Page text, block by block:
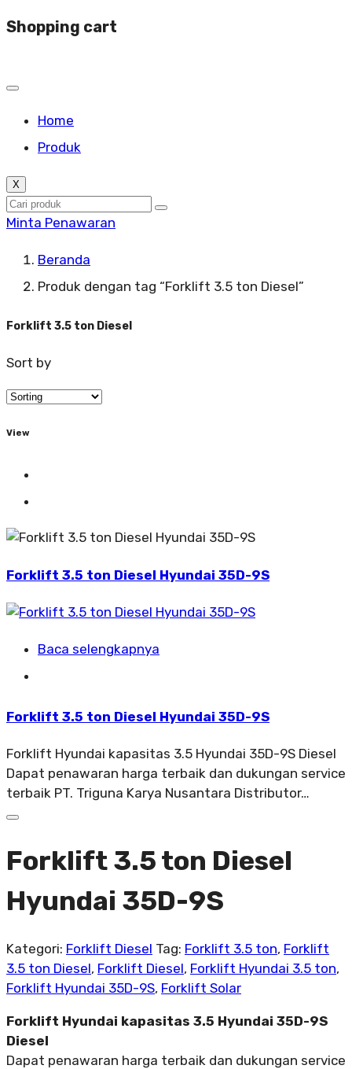
Shopping cart
Home
Produk
X
Minta Penawaran
Beranda
Produk dengan tag “Forklift 3.5 ton Diesel”
Forklift 3.5 ton Diesel
Sort by
View
Forklift 3.5 ton Diesel Hyundai 35D-9S
Baca selengkapnya
Forklift 3.5 ton Diesel Hyundai 35D-9S
Forklift Hyundai kapasitas 3.5 Hyundai 35D-9S Diesel
Dapat penawaran harga terbaik dan dukungan service
terbaik PT. Triguna Karya Nusantara Distributor…
Forklift 3.5 ton Diesel
Hyundai 35D-9S
Kategori: Forklift Diesel Tag: Forklift 3.5 ton, Forklift
3.5 ton Diesel, Forklift Diesel, Forklift Hyundai 3.5 ton,
Forklift Hyundai 35D-9S, Forklift Solar
Forklift Hyundai kapasitas 3.5 Hyundai 35D-9S
Diesel
Dapat penawaran harga terbaik dan dukungan service